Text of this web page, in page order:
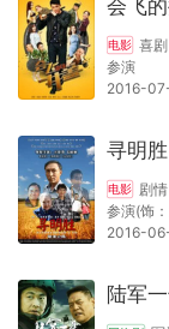
会飞
电影 喜剧
参演
2016-
寻明胜
电影 剧
参演(饰：
2016-
陆军